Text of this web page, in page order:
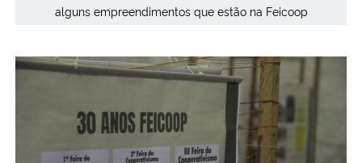
alguns empreendimentos que estão na Feicoop